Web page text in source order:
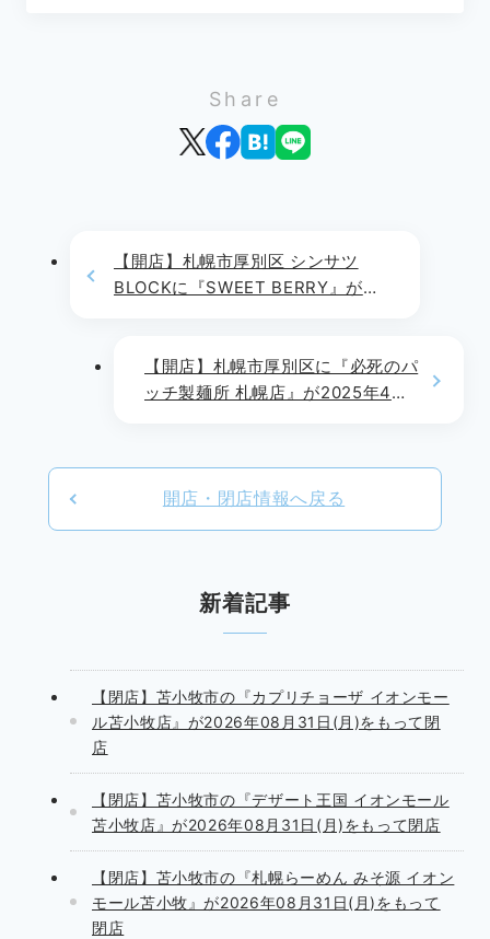
Share
【開店】札幌市厚別区 シンサツ
BLOCKに『SWEET BERRY』が
【開店】札幌市厚別区に『必死のパ
ッチ製麺所 札幌店』が2025年4月
開店・閉店情報へ戻る
新着記事
【閉店】苫小牧市の『カプリチョーザ イオンモー
ル苫小牧店』が2026年08月31日(月)をもって閉
店
【閉店】苫小牧市の『デザート王国 イオンモール
苫小牧店』が2026年08月31日(月)をもって閉店
【閉店】苫小牧市の『札幌らーめん みそ源 イオン
モール苫小牧』が2026年08月31日(月)をもって
閉店